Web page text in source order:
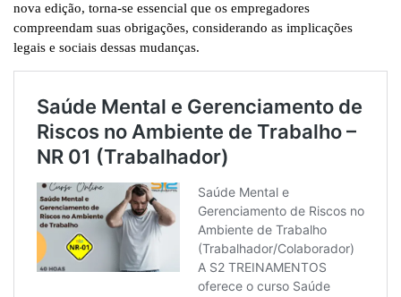
nova edição, torna-se essencial que os empregadores
compreendam suas obrigações, considerando as implicações
legais e sociais dessas mudanças.